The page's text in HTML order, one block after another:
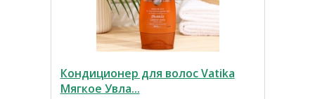
Кондиционер для волос Vatika
Мягкое Увла...